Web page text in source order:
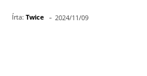
Írta: Twice - 2024/11/09